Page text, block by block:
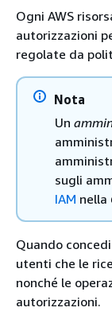
Ogni AWS
autorizzazioni
regolate da
Nota
Un
sugli
IAM nella
Quando
utenti che le
nonché le
autorizzazioni.